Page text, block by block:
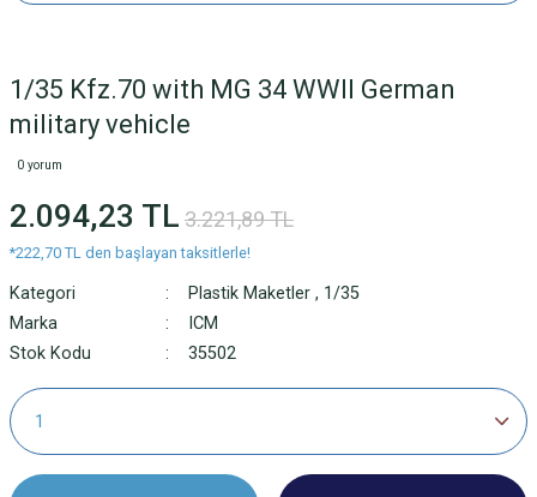
1/35 Kfz.70 with MG 34 WWII German
military vehicle
0 yorum
2.094,23 TL 3.221,89 TL
*222,70 TL den başlayan taksitlerle!
Kategori Plastik Maketler , 1/35
Marka
ICM
Stok Kodu
35502